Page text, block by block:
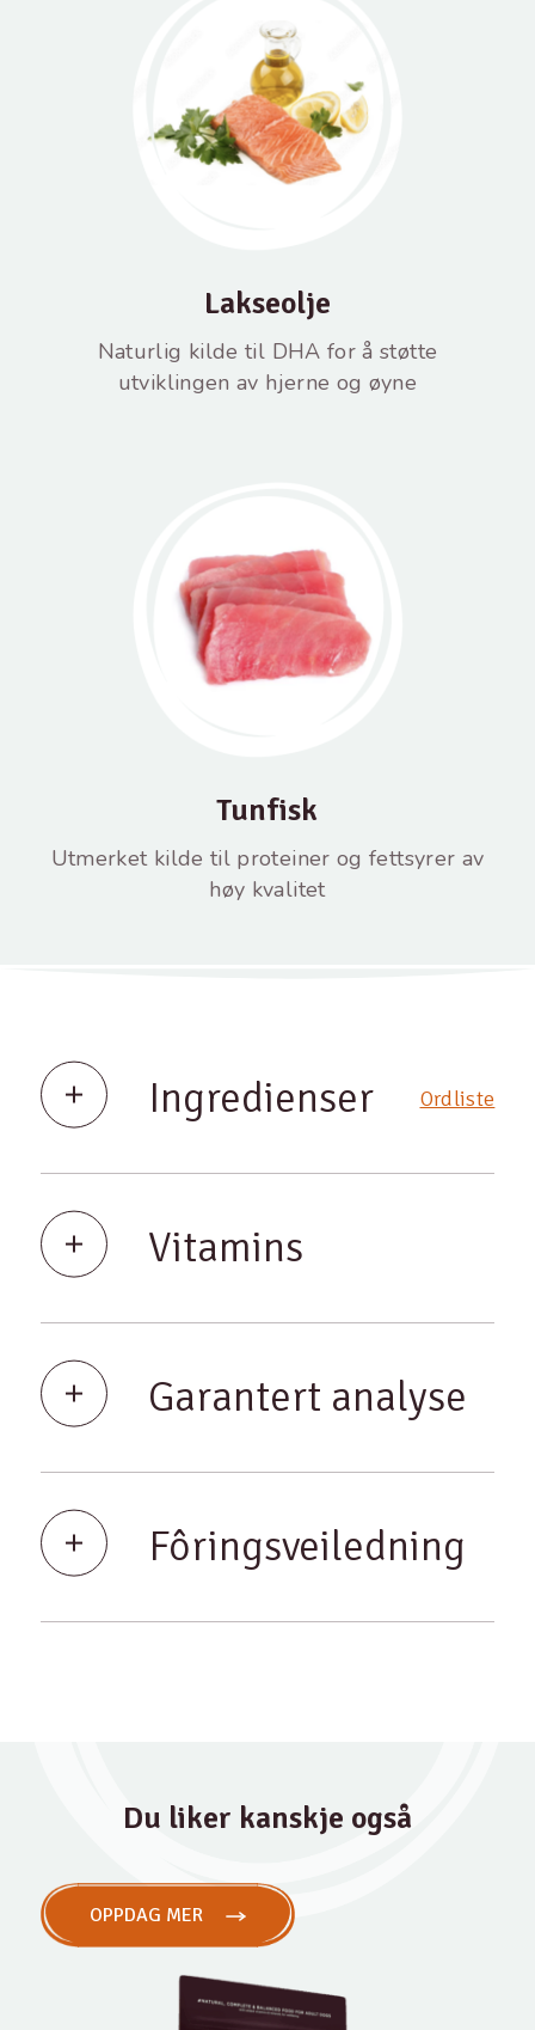
Lakseolje
Naturlig kilde til DHA for å støtte
utviklingen av hjerne og øyne
Tunfisk
Utmerket kilde til proteiner og fettsyrer av
høy kvalitet
Ingredienser Ordliste
Vitamins
Garantert analyse
Fôringsveiledning
Du liker kanskje også
OPPDAG MER